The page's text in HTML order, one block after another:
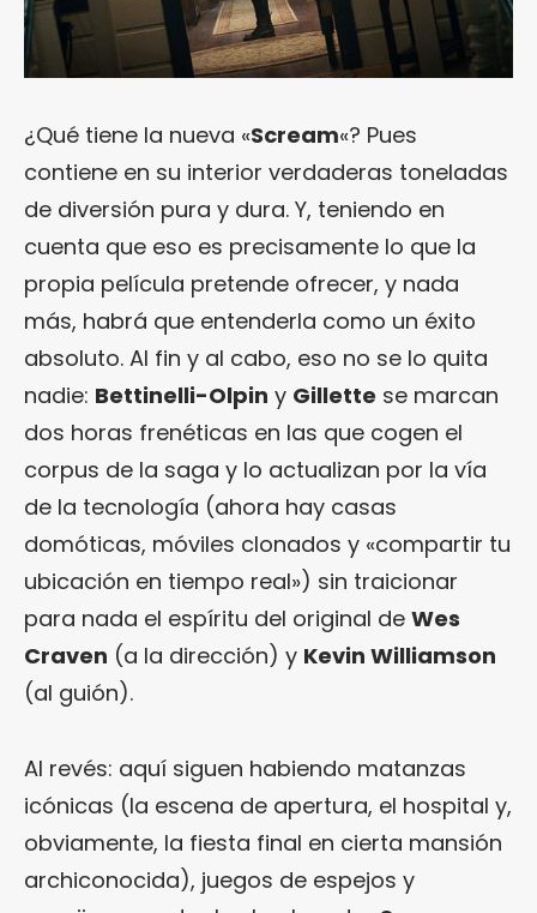
¿Qué tiene la nueva «Scream«? Pues
contiene en su interior verdaderas toneladas
de diversión pura y dura. Y, teniendo en
cuenta que eso es precisamente lo que la
propia película pretende ofrecer, y nada
más, habrá que entenderla como un éxito
absoluto. Al fin y al cabo, eso no se lo quita
nadie: Bettinelli-Olpin y Gillette se marcan
dos horas frenéticas en las que cogen el
corpus de la saga y lo actualizan por la vía
de la tecnología (ahora hay casas
domóticas, móviles clonados y «compartir tu
ubicación en tiempo real») sin traicionar
para nada el espíritu del original de Wes
Craven (a la dirección) y Kevin Williamson
(al guión).
Al revés: aquí siguen habiendo matanzas
icónicas (la escena de apertura, el hospital y,
obviamente, la fiesta final en cierta mansión
archiconocida), juegos de espejos y